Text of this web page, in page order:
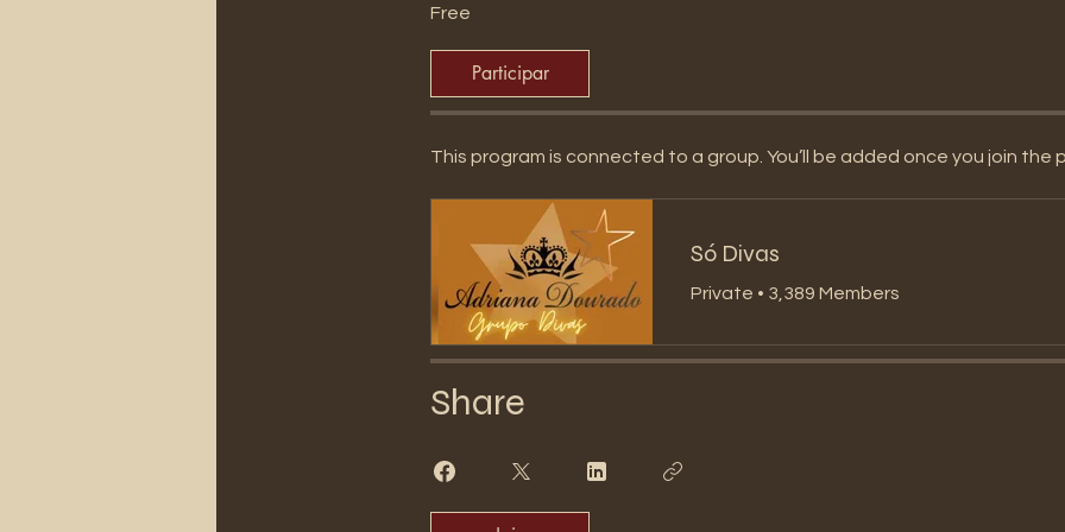
Free
Participar
This program is connected to a group. You’ll be added once you join the
Só Divas
Private • 3,389 Members
Share